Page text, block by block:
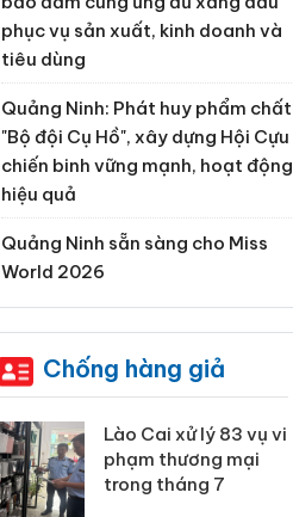
phục vụ sản xuất, kinh doanh và
tiêu dùng
Quảng Ninh: Phát huy phẩm chất
"Bộ đội Cụ Hồ", xây dựng Hội Cựu
chiến binh vững mạnh, hoạt động
hiệu quả
Quảng Ninh sẵn sàng cho Miss
World 2026
Chống hàng giả
Lào Cai xử lý 83 vụ vi
phạm thương mại
trong tháng 7